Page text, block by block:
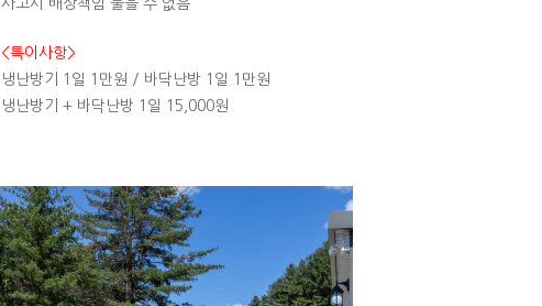
사고시 배상책임 물을 수 없음
<특이사항>
냉난방기 1일 1만원 / 바닥난방 1일 1만원
냉난방기 + 바닥난방 1일 15,000원